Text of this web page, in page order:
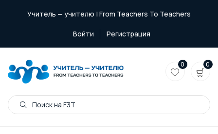
Учитель — учителю | From Teachers To Teachers
Войти Регистрация
Поиск на F3T
0 0